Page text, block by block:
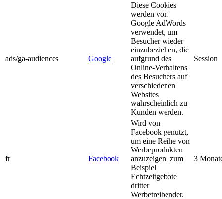
ads/ga-audiences Google
Diese Cookies
werden von
Google AdWords
verwendet, um
Besucher wieder
einzubeziehen, die
aufgrund des
Online-Verhaltens
des Besuchers auf
verschiedenen
Websites
wahrscheinlich zu
Kunden werden.
Session
fr Facebook
Wird von
Facebook genutzt,
um eine Reihe von
Werbeprodukten
anzuzeigen, zum
Beispiel
Echtzeitgebote
dritter
Werbetreibender.
3